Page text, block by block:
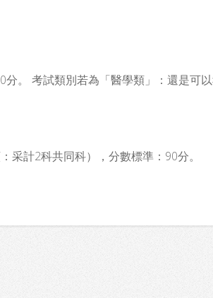
。 考試類別若為「醫學類」：還是可
采計2科共同科），分數標準：90分。